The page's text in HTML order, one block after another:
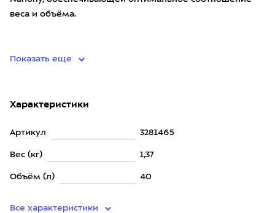
веса и объёма.
Показать еще
Характеристики
Артикул 3281465
Вес (кг) 1,37
Объём (л) 40
Все характеристики